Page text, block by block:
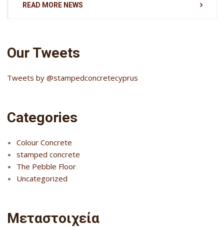
READ MORE NEWS
Our Tweets
Tweets by @stampedconcretecyprus
Categories
Colour Concrete
stamped concrete
The Pebble Floor
Uncategorized
Μεταστοιχεία